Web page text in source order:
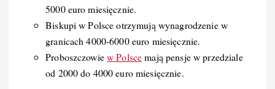
5000 euro miesięcznie.
Biskupi w Polsce otrzymują wynagrodzenie w
granicach 4000-6000 euro miesięcznie.
Proboszczowiew Polscemają pensje w przedziale
od 2000 do 4000 euro miesięcznie.